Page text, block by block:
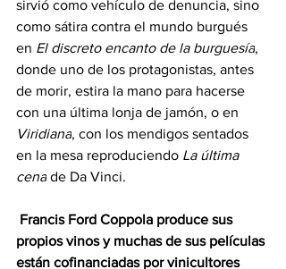
sirvió como vehículo de denuncia, sino
como sátira contra el mundo burgués
en El discreto encanto de la burguesía,
donde uno de los protagonistas, antes
de morir, estira la mano para hacerse
con una última lonja de jamón, o en
Viridiana, con los mendigos sentados
en la mesa reproduciendo La última
cena de Da Vinci.
Francis Ford Coppola produce sus
propios vinos y muchas de sus películas
están cofinanciadas por vinicultores